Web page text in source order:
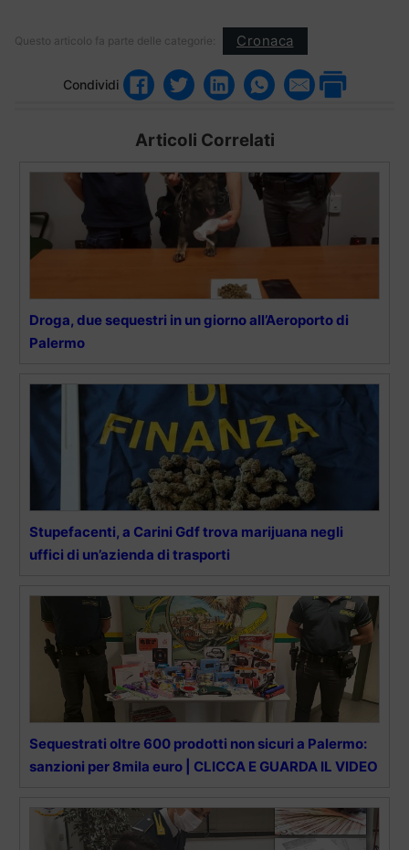
Questo articolo fa parte delle categorie: Cronaca
Condividi
Articoli Correlati
Droga, due sequestri in un giorno all’Aeroporto di
Palermo
Stupefacenti, a Carini Gdf trova marijuana negli
uffici di un’azienda di trasporti
Sequestrati oltre 600 prodotti non sicuri a Palermo:
sanzioni per 8mila euro | CLICCA E GUARDA IL VIDEO